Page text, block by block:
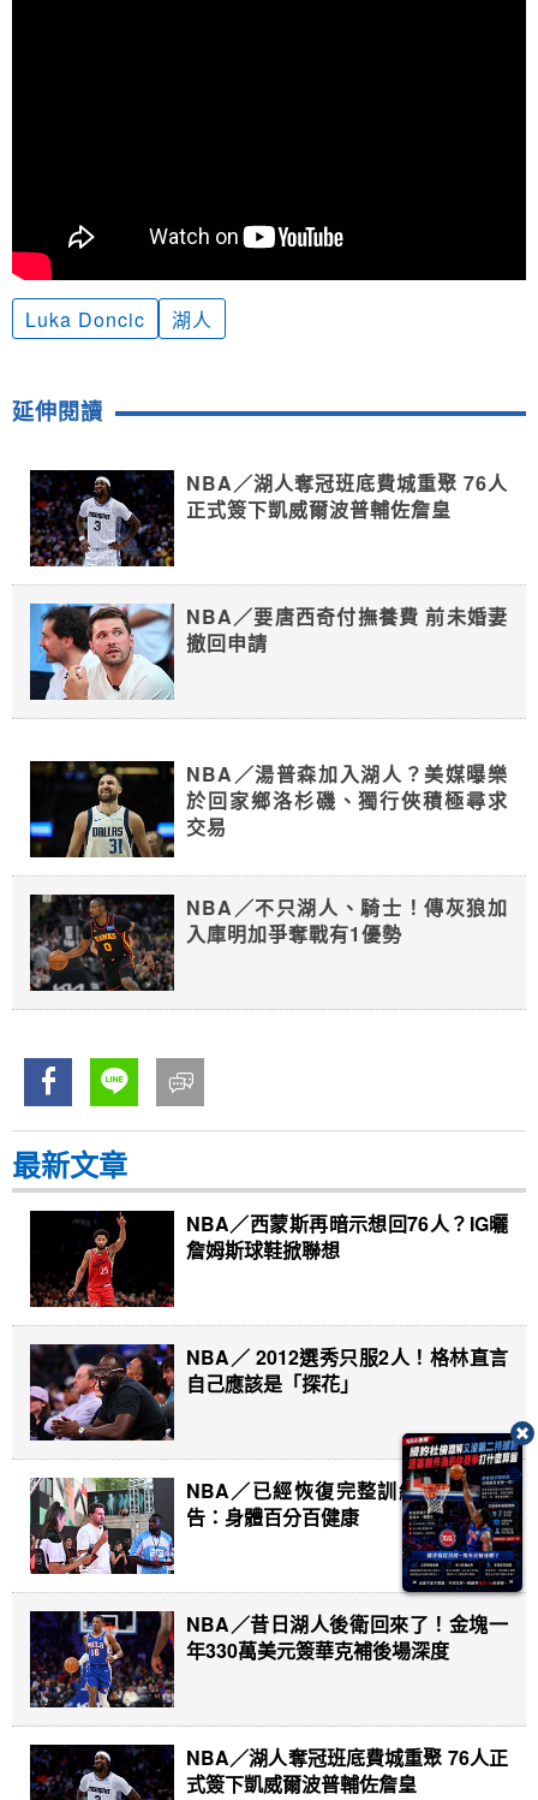
Luka Doncic 湖人
延伸閱讀
NBA／湖人奪冠班底費城重聚 76人
正式簽下凱威爾波普輔佐詹皇
NBA／要唐西奇付撫養費 前未婚妻
撤回申請
NBA／湯普森加入湖人？美媒曝樂
於回家鄉洛杉磯、獨行俠積極尋求
交易
NBA／不只湖人、騎士！傳灰狼加
入庫明加爭奪戰有1優勢
最新文章
NBA／西蒙斯再暗示想回76人？IG曬
詹姆斯球鞋掀聯想
NBA／ 2012選秀只服2人！格林直言
自己應該是「探花」
NBA／已經恢復完整訓練 唐西奇宣
告：身體百分百健康
NBA／昔日湖人後衛回來了！金塊一
年330萬美元簽華克補後場深度
NBA／湖人奪冠班底費城重聚 76人正
式簽下凱威爾波普輔佐詹皇